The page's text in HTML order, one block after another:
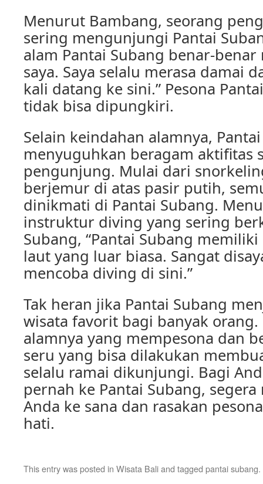
Menurut Bambang, seorang
sering mengunjungi Pantai
alam Pantai Subang benar-
saya. Saya selalu merasa damai
kali datang ke sini.” Pesona
tidak bisa dipungkiri.
Selain keindahan alamnya,
menyuguhkan beragam aktifitas
pengunjung. Mulai dari
berjemur di atas pasir putih,
dinikmati di Pantai Subang.
instruktur diving yang sering
Subang, “Pantai Subang
laut yang luar biasa. Sangat
mencoba diving di sini.”
Tak heran jika Pantai Subang
wisata favorit bagi banyak orang.
alamnya yang mempesona dan
seru yang bisa dilakukan
selalu ramai dikunjungi. Bagi
pernah ke Pantai Subang,
Anda ke sana dan rasakan
hati.
This entry was posted in Wisata Baliand tagged pantai subang